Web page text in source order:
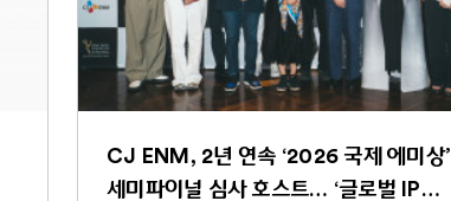
CJ ENM, 2년 연속 ‘2026 국제 에미상’
세미파이널 심사 호스트… ‘글로벌 IP